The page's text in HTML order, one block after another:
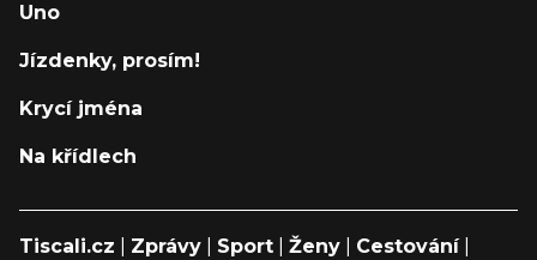
Uno
Jízdenky, prosím!
Krycí jména
Na křídlech
Tiscali.cz Zprávy Sport Ženy Cestování|